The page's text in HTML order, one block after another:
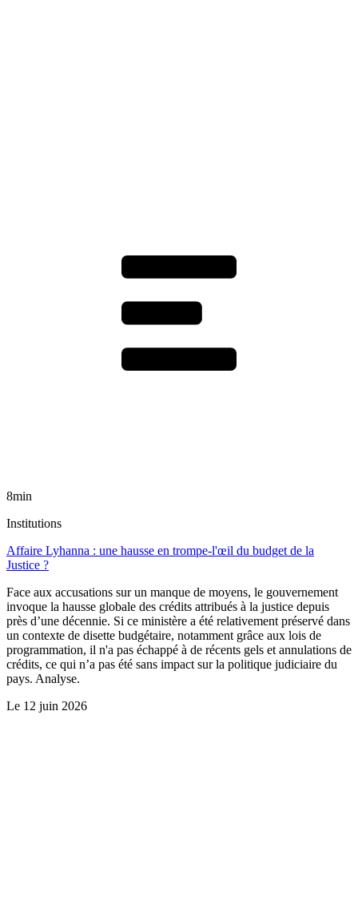
8min
Institutions
Affaire Lyhanna : une hausse en trompe-l'œil du budget de la
Justice ?
Face aux accusations sur un manque de moyens, le gouvernement
invoque la hausse globale des crédits attribués à la justice depuis
près d’une décennie. Si ce ministère a été relativement préservé dans
un contexte de disette budgétaire, notamment grâce aux lois de
programmation, il n'a pas échappé à de récents gels et annulations de
crédits, ce qui n’a pas été sans impact sur la politique judiciaire du
pays. Analyse.
Le 12 juin 2026